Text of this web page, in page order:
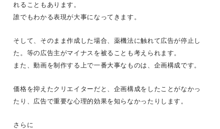
れることもあります。
誰でもわかる表現が大事になってきます。
そして、そのまま作成した場合、薬機法に触れて広告が停止し
た。等の広告主がマイナスを被ることも考えられます。
また、動画を制作する上で一番大事なものは、企画構成です。
価格を抑えたクリエイターだと、企画構成をしたことがなかっ
たり、広告で重要な心理的効果を知らなかったりします。
さらに